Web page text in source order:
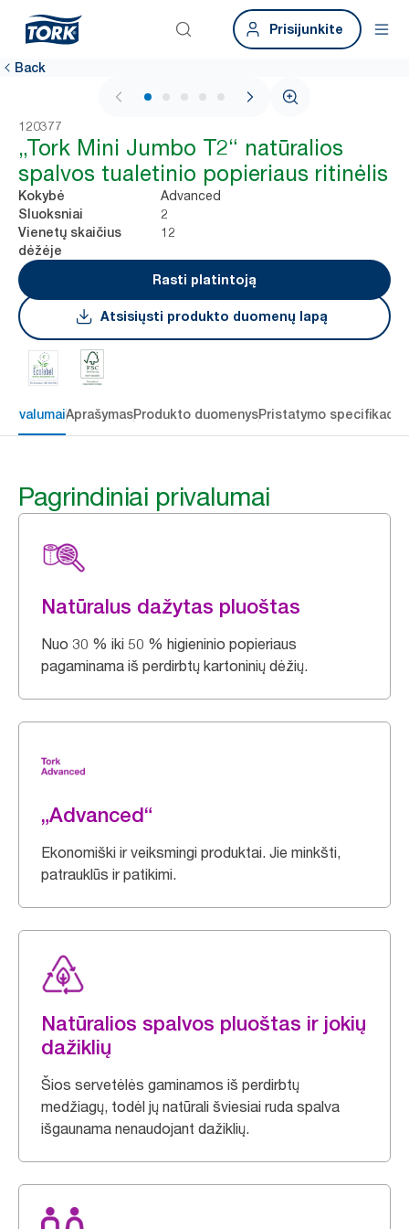
Prisijunkite
Back
1 / 6
120377
„Tork Mini Jumbo T2“ natūralios
spalvos tualetinio popieriaus ritinėlis
Kokybė Advanced
Sluoksniai 2
Vienetų skaičius
dėžėje
12
Rasti platintoją
Atsisiųsti produkto duomenų lapą
AprašymasProdukto duomenysPristatymo
Pagrindiniai privalumai
Natūralus dažytas pluoštas
Nuo 30 % iki 50 % higieninio popieriaus
pagaminama iš perdirbtų kartoninių dėžių.
„Advanced“
Ekonomiški ir veiksmingi produktai. Jie minkšti,
patrauklūs ir patikimi.
Natūralios spalvos pluoštas ir jokių
dažiklių
Šios servetėlės gaminamos iš perdirbtų
medžiagų, todėl jų natūrali šviesiai ruda spalva
išgaunama nenaudojant dažiklių.